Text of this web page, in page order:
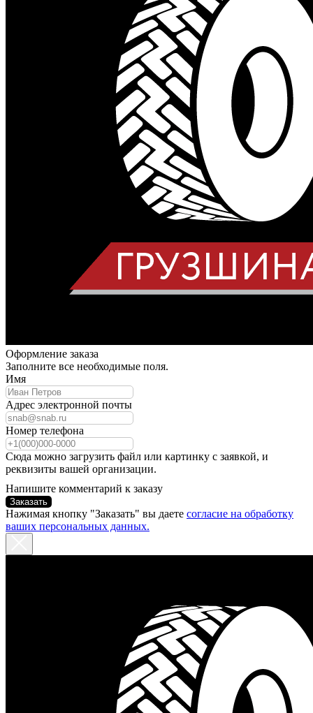
Оформление заказа
Заполните все необходимые поля.
Имя
Адрес электронной почты
Номер телефона
Сюда можно загрузить файл или картинку с заявкой, и
реквизиты вашей организации.
Напишите комментарий к заказу
Заказать
Нажимая кнопку "Заказать" вы даете согласие на обработку
ваших персональных данных.